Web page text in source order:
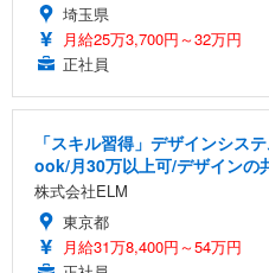
埼玉県
月給25万3,700円～32万円
正社員
「スキル習得」デザインシス
ook/月30万以上可/デザインの
株式会社ELM
東京都
月給31万8,400円～54万円